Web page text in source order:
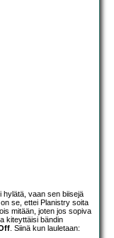
hylätä, vaan sen biisejä
se, ettei Planistry soita
mitään, joten jos sopiva
kiteyttäisi bändin
. Siinä kun lauletaan: